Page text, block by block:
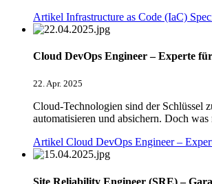
Artikel Infrastructure as Code (IaC)
Cloud DevOps Engineer – Experte
22. Apr. 2025
Cloud-Technologien sind der Schlüssel
automatisieren und absichern. Doch
Artikel Cloud DevOps Engineer –
Site Reliability Engineer (SRE) –